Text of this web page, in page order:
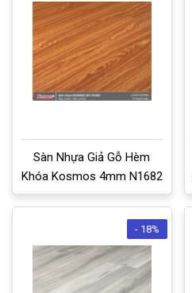
Sàn Nhựa Giả Gỗ Hèm
Khóa Kosmos 4mm N1682
- 18%